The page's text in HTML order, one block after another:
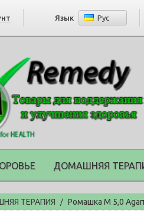
Язык Рус
ДОМАШНЯЯ
ТЕРАПИЯ / Ромашка М 5,0